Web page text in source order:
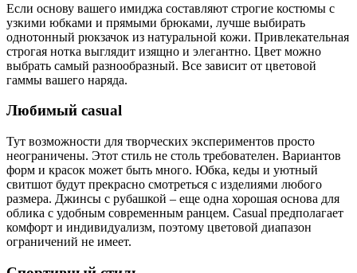
Если основу вашего имиджа составляют строгие костюмы с
узкими юбками и прямыми брюками, лучше выбирать
однотонный рюкзачок из натуральной кожи. Привлекательная
строгая нотка выглядит изящно и элегантно. Цвет можно
выбрать самый разнообразный. Все зависит от цветовой
гаммы вашего наряда.
Любимый casual
Тут возможности для творческих экспериментов просто
неограничены. Этот стиль не столь требователен. Вариантов
форм и красок может быть много. Юбка, кеды и уютный
свитшот будут прекрасно смотреться с изделиями любого
размера. Джинсы с рубашкой – еще одна хорошая основа для
облика с удобным современным ранцем. Casual предполагает
комфорт и индивидуализм, поэтому цветовой диапазон
ограничений не имеет.